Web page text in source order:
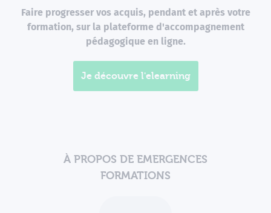
Faire progresser vos acquis, pendant et après votre
formation, sur la plateforme d'accompagnement
pédagogique en ligne.
Je découvre l'elearning
À PROPOS DE EMERGENCES
FORMATIONS